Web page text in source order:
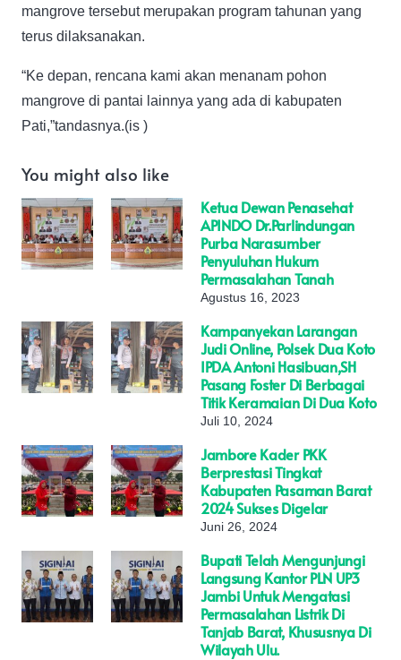
mangrove tersebut merupakan program tahunan yang
terus dilaksanakan.
“Ke depan, rencana kami akan menanam pohon
mangrove di pantai lainnya yang ada di kabupaten
Pati,”tandasnya.(is )
You might also like
Ketua Dewan Penasehat
APINDO Dr.Parlindungan
Purba Narasumber
Penyuluhan Hukum
Permasalahan Tanah
Agustus 16, 2023
Kampanyekan Larangan
Judi Online, Polsek Dua Koto
IPDA Antoni Hasibuan,SH
Pasang Foster Di Berbagai
Titik Keramaian Di Dua Koto
Juli 10, 2024
Jambore Kader PKK
Berprestasi Tingkat
Kabupaten Pasaman Barat
2024 Sukses Digelar
Juni 26, 2024
Bupati Telah Mengunjungi
Langsung Kantor PLN UP3
Jambi Untuk Mengatasi
Permasalahan Listrik Di
Tanjab Barat, Khususnya Di
Wilayah Ulu.